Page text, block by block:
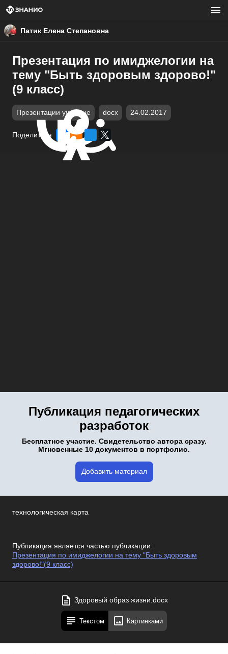
Патик Елена Степановна
Презентация по имиджелогии на
тему "Быть здоровым здорово!"
(9 класс)
Презентации учебные docx 24.02.2017
Поделиться
Публикация педагогических
разработок
Бесплатное участие. Свидетельство автора сразу.
Мгновенные 10 документов в портфолио.
Добавить материал
технологическая карта
Публикация является частью публикации:
Презентация по имиджелогии на тему "Быть здоровым
здорово!"(9 класс)
Здоровый образ жизни.docx
Текстом Картинками